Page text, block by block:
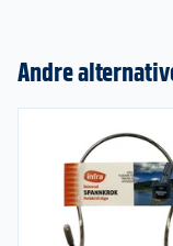
Andre
Kundeservice
Butikker
Nyheter
Våre merkevarer